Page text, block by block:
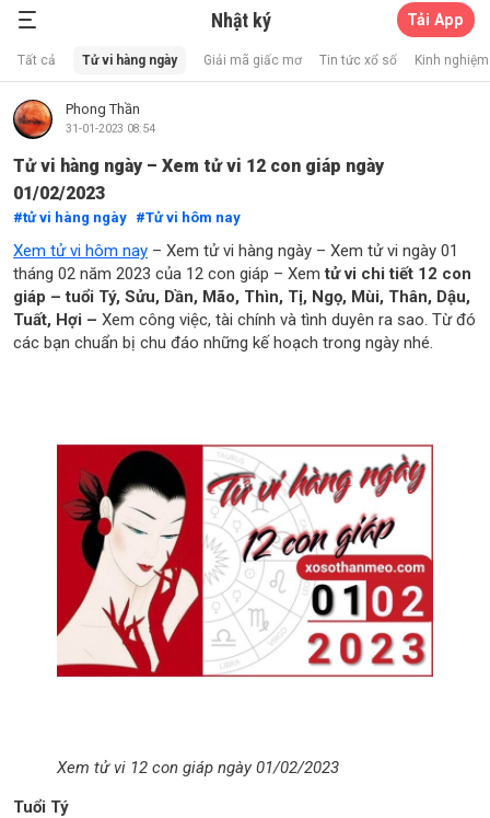
Nhật ký Tải App
Tất cả Tử vi hàng ngày Giải mã giấc mơ Tin tức xổ số Kinh
Phong Thần
31-01-2023 08:54
Tử vi hàng ngày – Xem tử vi 12 con giáp ngày
01/02/2023
tử vi hàng ngày Tử vi hôm nay
Xem tử vi hôm nay – Xem tử vi hàng ngày – Xem tử vi ngày 01
tháng 02 năm 2023 của 12 con giáp – Xemtử vi chi tiết 12 con
giáp – tuổi Tý, Sửu, Dần, Mão, Thìn, Tị, Ngọ, Mùi, Thân, Dậu,
Tuất, Hợi – Xem công việc, tài chính và tình duyên ra sao. Từ đó
các bạn chuẩn bị chu đáo những kế hoạch trong ngày nhé.
Xem tử vi 12 con giáp ngày 01/02/2023
Tuổi Tý